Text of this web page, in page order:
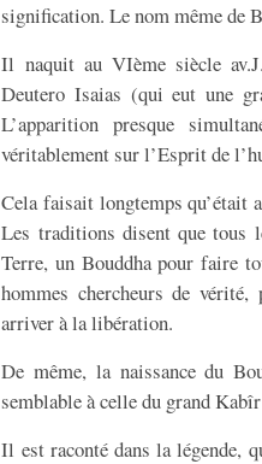
signification. Le nom même de
Il naquit au VIème siècle
Deutero Isaias (qui eut une
L’apparition presque
véritablement sur l’Esprit de
Cela faisait longtemps qu’était
Les traditions disent que tous
Terre, un Bouddha pour faire
hommes chercheurs de
arriver à la libération.
De même, la naissance du
semblable à celle du grand
Il est raconté dans la légende,